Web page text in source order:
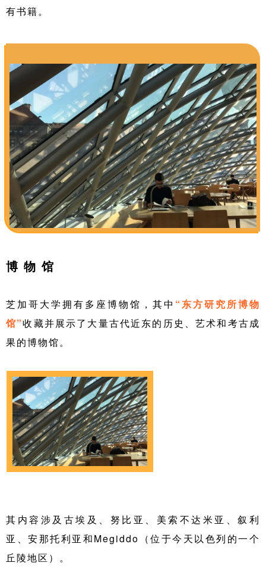
有书籍。
博 物 馆
芝加哥大学拥有多座博物馆，其中 “东方研究所博物
馆”收藏并展示了大量古代近东的历史、艺术和考古成
果的博物馆。
其内容涉及古埃及、努比亚、美索不达米亚、叙利
亚、安那托利亚和Megiddo（位于今天以色列的一个
丘陵地区）。